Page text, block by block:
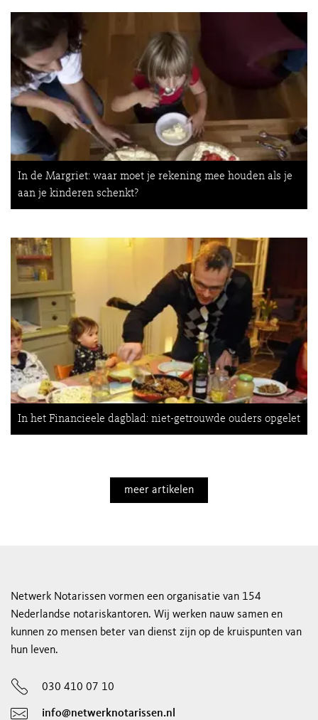
In de Margriet: waar moet je rekening mee houden als je
aan je kinderen schenkt?
In het Financieele dagblad: niet-getrouwde ouders opgelet
meer artikelen
Netwerk Notarissen vormen een organisatie van 154
Nederlandse notariskantoren. Wij werken nauw samen en
kunnen zo mensen beter van dienst zijn op de kruispunten van
hun leven.
030 410 07 10
info@netwerknotarissen.nl